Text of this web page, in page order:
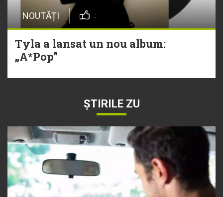
NOUTĂȚI
Tyla a lansat un nou album:
„A*Pop”
ȘTIRILE ZU